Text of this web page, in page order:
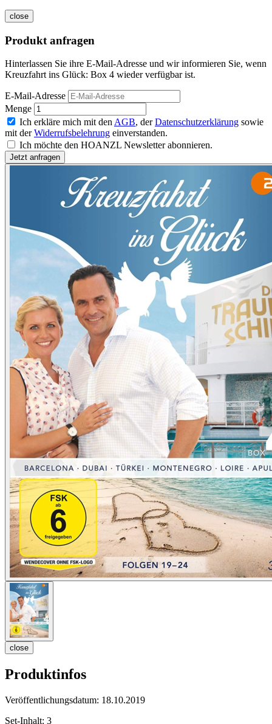
close
Produkt anfragen
Hinterlassen Sie ihre E-Mail-Adresse und wir informieren Sie, wenn
Kreuzfahrt ins Glück: Box 4 wieder verfügbar ist.
E-Mail-Adresse
Menge
Ich erkläre mich mit den AGB, derDatenschutzerklärung sowie
mit derWiderrufsbelehrung einverstanden.
Ich möchte den HOANZL Newsletter abonnieren.
close
Produktinfos
Veröffentlichungsdatum: 18.10.2019
Set-Inhalt: 3